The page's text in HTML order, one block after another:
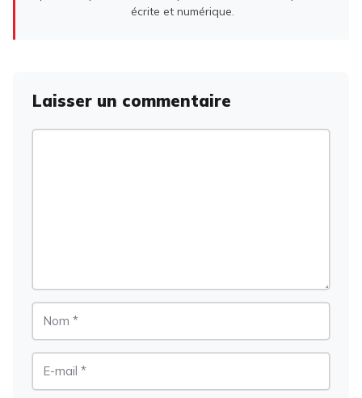
écrite et numérique.
Laisser un commentaire